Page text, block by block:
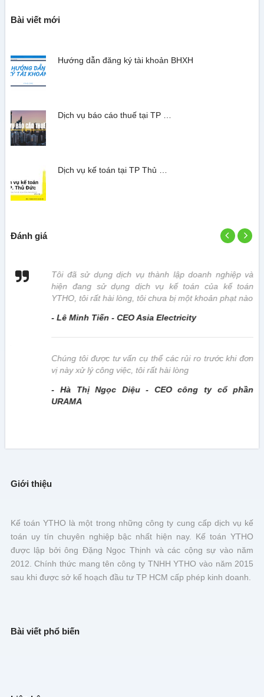
Bài viết mới
Hướng dẫn đăng ký tài khoản BHXH
Dịch vụ báo cáo thuế tại TP …
Dịch vụ kế toán tại TP Thủ …
Đánh giá
Tôi đã sử dụng dịch vụ thành lập doanh nghiệp và
hiện đang sử dụng dịch vụ kế toán của kế toán
YTHO, tôi rất hài lòng, tôi chưa bị một khoản phạt nào
- Lê Minh Tiến - CEO Asia Electricity
Chúng tôi được tư vấn cụ thể các rủi ro trước khi đơn
vị này xử lý công việc, tôi rất hài lòng
- Hà Thị Ngọc Diệu - CEO công ty cổ phần
URAMA
Giới thiệu
Kế toán YTHO là một trong những công ty cung cấp dịch vụ kế
toán uy tín chuyên nghiệp bậc nhất hiện nay. Kế toán YTHO
được lập bởi ông Đặng Ngọc Thịnh và các cộng sự vào năm
2012. Chính thức mang tên công ty TNHH YTHO vào năm 2015
sau khi được sở kế hoạch đầu tư TP HCM cấp phép kinh doanh.
Bài viết phổ biến